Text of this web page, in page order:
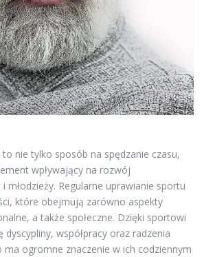
nie tylko sposób na spędzanie czasu,
wpływający na rozwój
młodzieży. Regularne uprawianie sportu
które obejmują zarówno aspekty
a także społeczne. Dzięki sportowi
dyscypliny, współpracy oraz radzenia
ogromne znaczenie w ich codziennym